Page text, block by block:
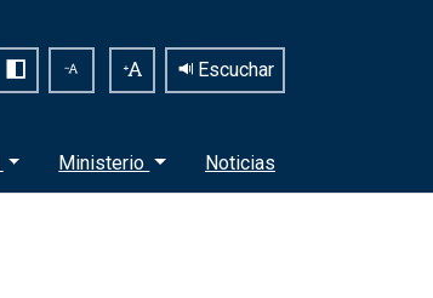
Escuchar
Ministerio Noticias